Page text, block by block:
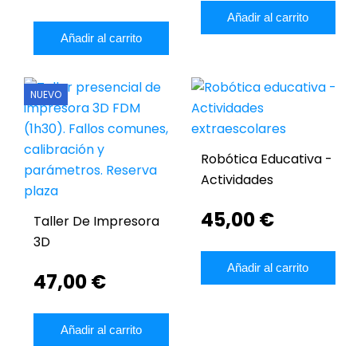
Añadir al carrito
Añadir al carrito
Taller De Impresora
3D
47,00 €
Añadir al carrito
NUEVO
Robótica Educativa -
Actividades
45,00 €
Añadir al carrito